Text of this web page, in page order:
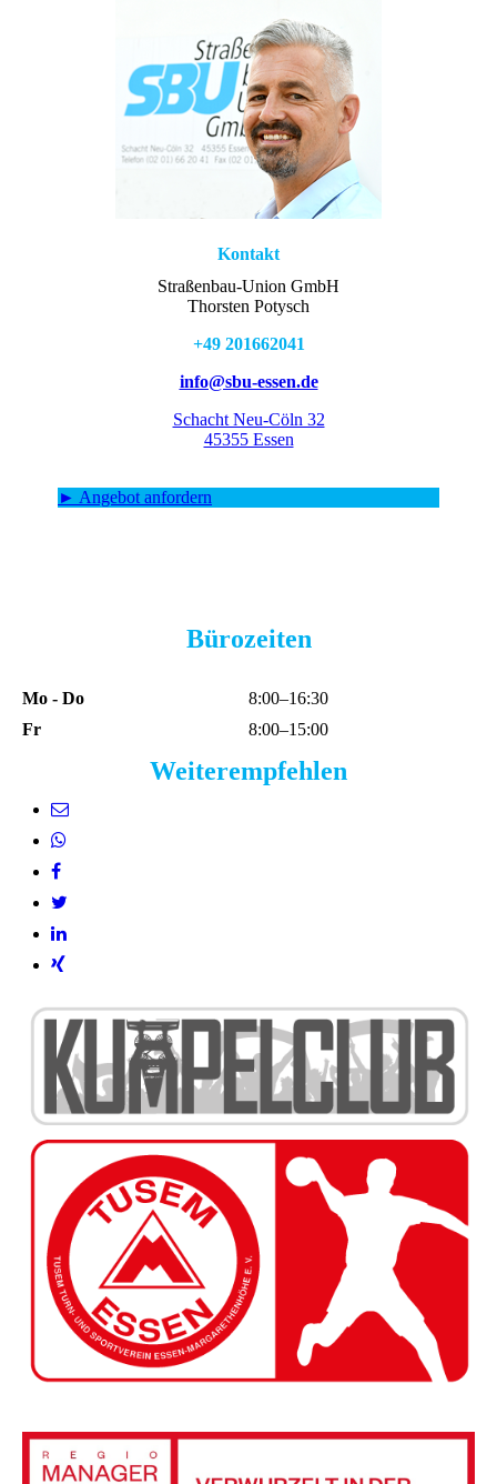
Kontakt
Straßenbau-Union GmbH
Thorsten Potysch
+49 201662041
info@sbu-essen.de
Schacht Neu-Cöln 32
45355 Essen
► Angebot anfordern
Bürozeiten
Mo - Do
8:00–16:30
Fr
8:00–15:00
Weiterempfehlen